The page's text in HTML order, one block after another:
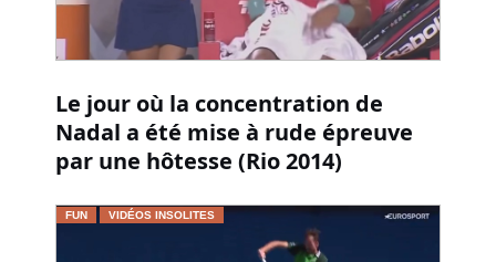
Le jour où la concentration de
Nadal a été mise à rude épreuve
par une hôtesse (Rio 2014)
FUN VIDÉOS INSOLITES